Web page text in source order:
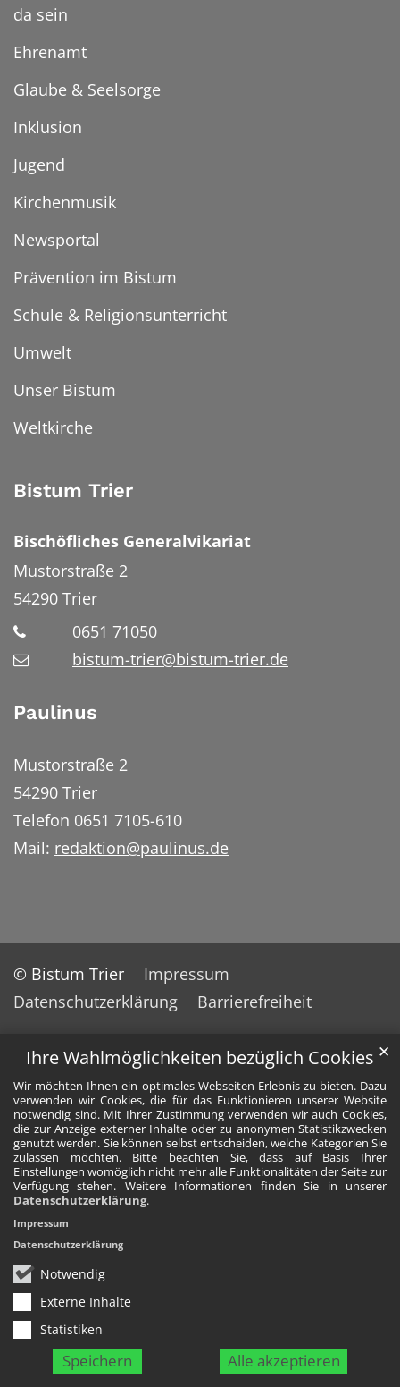
Ihre Wahlmöglichkeiten bezüglich Cookies
Wir möchten Ihnen ein optimales Webseiten-Erlebnis zu bieten. Dazu
verwenden wir Cookies, die für das Funktionieren unserer Website
notwendig sind. Mit Ihrer Zustimmung verwenden wir auch Cookies,
die zur Anzeige externer Inhalte oder zu anonymen Statistikzwecken
genutzt werden. Sie können selbst entscheiden, welche Kategorien Sie
zulassen möchten. Bitte beachten Sie, dass auf Basis Ihrer
Einstellungen womöglich nicht mehr alle Funktionalitäten der Seite zur
Verfügung stehen. Weitere Informationen finden Sie in unserer
Datenschutzerklärung.
Notwendig
Externe Inhalte
Statistiken
Speichern Alle akzeptieren
✕
Impressum
Datenschutzerklärung
da sein
Ehrenamt
Glaube & Seelsorge
Inklusion
Jugend
Kirchenmusik
Newsportal
Prävention im Bistum
Schule & Religionsunterricht
Umwelt
Unser Bistum
Weltkirche
Bistum Trier
Bischöfliches Generalvikariat
Mustorstraße 2
54290 Trier
0651 71050
bistum-trier@bistum-trier.de
Paulinus
Mustorstraße 2
54290 Trier
Telefon 0651 7105-610
Mail: redaktion@paulinus.de
© Bistum Trier
Impressum
Datenschutzerklärung
Barrierefreiheit